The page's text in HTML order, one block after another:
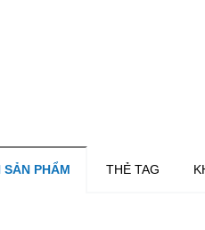
SẢN PHẨM THẺ TAG